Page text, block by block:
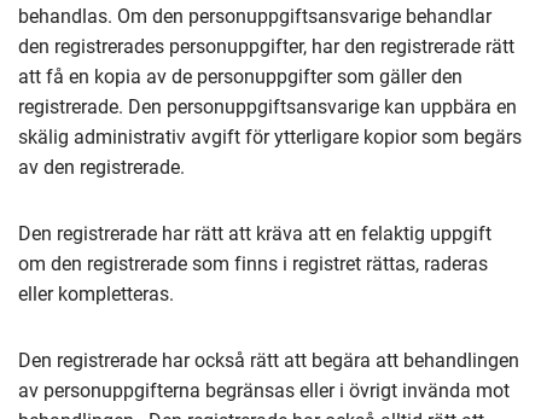
behandlas. Om den personuppgiftsansvarige behandlar
den registrerades personuppgifter, har den registrerade rätt
att få en kopia av de personuppgifter som gäller den
registrerade. Den personuppgiftsansvarige kan uppbära en
skälig administrativ avgift för ytterligare kopior som begärs
av den registrerade.
Den registrerade har rätt att kräva att en felaktig uppgift
om den registrerade som finns i registret rättas, raderas
eller kompletteras.
Den registrerade har också rätt att begära att behandlingen
av personuppgifterna begränsas eller i övrigt invända mot